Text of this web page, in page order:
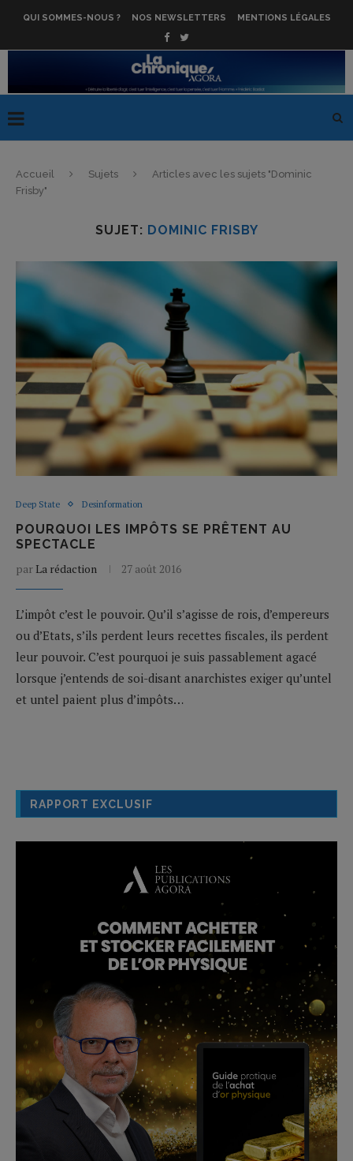
QUI SOMMES-NOUS ? NOS NEWSLETTERS MENTIONS LÉGALES
Accueil Sujets
Articles avec les sujets "Dominic
Frisby"
SUJET: DOMINIC FRISBY
Deep State Desinformation
POURQUOI LES IMPÔTS SE PRÊTENT AU
SPECTACLE
par La rédaction 27 août 2016
L’impôt c’est le pouvoir. Qu’il s’agisse de rois, d’empereurs
ou d’Etats, s’ils perdent leurs recettes fiscales, ils perdent
leur pouvoir. C’est pourquoi je suis passablement agacé
lorsque j’entends de soi-disant anarchistes exiger qu’untel
et untel paient plus d’impôts…
RAPPORT EXCLUSIF